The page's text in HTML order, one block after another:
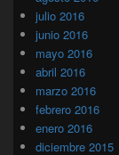
julio 2016
junio 2016
mayo 2016
abril 2016
marzo 2016
febrero 2016
enero 2016
diciembre 2015